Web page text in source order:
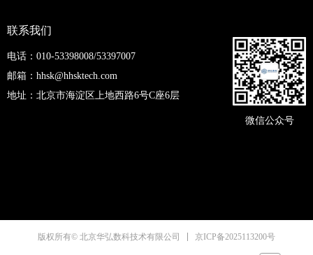
联系我们
电话：010-53398008/53397007
邮箱：hhsk@hhsktech.com
地址：北京市海淀区上地西路6号C座6层
微信公众号
版权所有© 北京华弘数科技术有限公司 京ICP备2025113200号